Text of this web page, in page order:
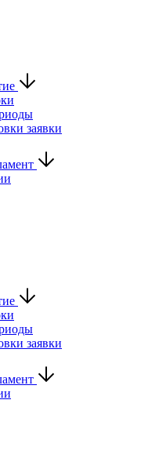
заявки
заявки